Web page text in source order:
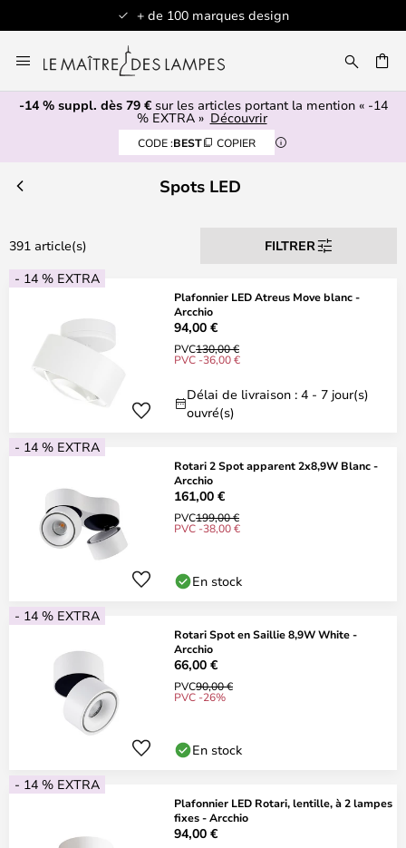
Articles en stock expédiés sous 1 jour ouvré
au
contenu
-14 % suppl. dès 79 €sur les articles portant la mention « -14
% EXTRA » Découvrir
CODE :BEST COPIER
Spots LED
391 article(s)
FILTRER
- 14 % EXTRA
Plafonnier LED Atreus Move blanc -
Arcchio
94,00 €
PVC130,00 €
PVC -36,00 €
Délai de livraison : 4 - 7 jour(s)
ouvré(s)
- 14 % EXTRA
Rotari 2 Spot apparent 2x8,9W Blanc -
Arcchio
161,00 €
PVC199,00 €
PVC -38,00 €
En stock
- 14 % EXTRA
Rotari Spot en Saillie 8,9W White -
Arcchio
66,00 €
PVC90,00 €
PVC -26%
En stock
- 14 % EXTRA
Plafonnier LED Rotari, lentille, à 2 lampes
fixes - Arcchio
94,00 €